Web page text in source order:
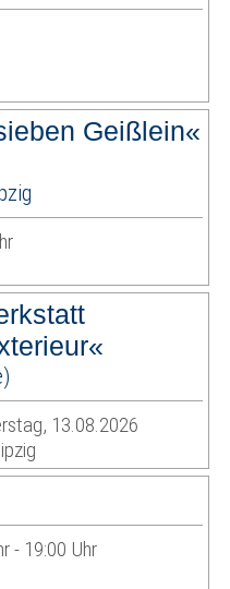
Geißlein«
13.08.2026
- 19:00 Uhr